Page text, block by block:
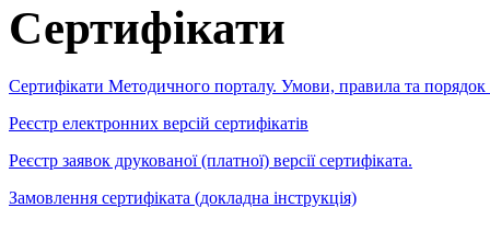
Сертифікати
Сертифікати Методичного порталу. Умови, правила та порядок
Реєстр електронних версій сертифікатів
Реєстр заявок друкованої (платної) версії сертифіката.
Замовлення сертифіката (докладна інструкція)